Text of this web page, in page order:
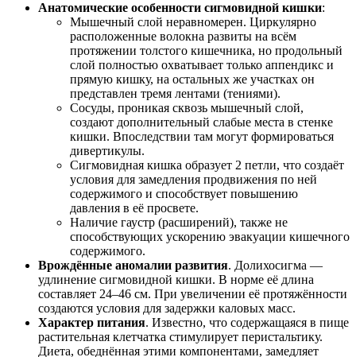
Анатомические особенности сигмовидной кишки:
Мышечный слой неравномерен. Циркулярно
расположенные волокна развиты на всём
протяжении толстого кишечника, но продольный
слой полностью охватывает только аппендикс и
прямую кишку, на остальных же участках он
представлен тремя лентами (тениями).
Сосуды, проникая сквозь мышечный слой,
создают дополнительный слабые места в стенке
кишки. Впоследствии там могут формироваться
дивертикулы.
Сигмовидная кишка образует 2 петли, что создаёт
условия для замедления продвижения по ней
содержимого и способствует повышению
давления в её просвете.
Наличие гаустр (расширений), также не
способствующих ускорению эвакуации кишечного
содержимого.
Врождённые аномалии развития. Долихосигма —
удлинение сигмовидной кишки. В норме её длина
составляет 24–46 см. При увеличении её протяжённости
создаются условия для задержки каловых масс.
Характер питания. Известно, что содержащаяся в пище
растительная клетчатка стимулирует перистальтику.
Диета, обеднённая этими компонентами, замедляет